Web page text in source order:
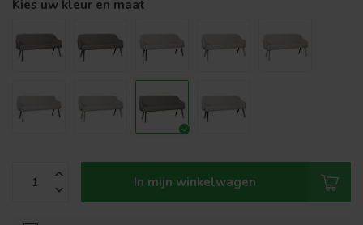
Kies uw kleur en maat
In mijn winkelwagen